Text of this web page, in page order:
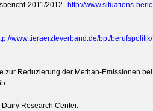
2011/2012. http://www.situations-beric
/www.tieraerzteverband.de/bpt/berufspolitik/
zur Reduzierung der Methan-Emissionen bei
Research Center.